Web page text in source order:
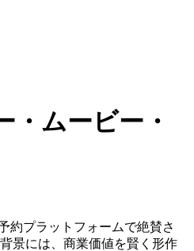
ムービー・
約プラットフォームで絶賛さ
景には、商業価値を賢く形作